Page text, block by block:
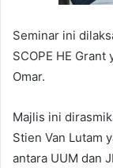
Seminar ini
SCOPE HE
Omar.
Majlis ini
Stien Van Lutam
antara UUM dan